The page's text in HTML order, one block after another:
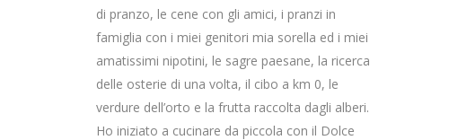
di pranzo, le cene con gli amici, i pranzi in
famiglia con i miei genitori mia sorella ed i miei
amatissimi nipotini, le sagre paesane, la ricerca
delle osterie di una volta, il cibo a km 0, le
verdure dell’orto e la frutta raccolta dagli alberi.
Ho iniziato a cucinare da piccola con il Dolce